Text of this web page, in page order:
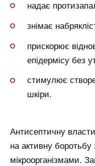
надає
знімає
прискорює
епідермісу без
стимулює
шкіри.
Антисептичну
на активну боротьбу
мікроорганізмами.